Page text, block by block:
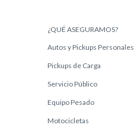
¿QUÉ ASEGURAMOS?
Autos y Pickups Personales
Pickups de Carga
Servicio Público
Equipo Pesado
Motocicletas